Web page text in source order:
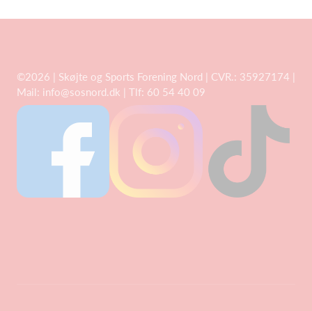
©2026 | Skøjte og Sports Forening Nord | CVR.: 35927174 |
Mail: info@sosnord.dk | Tlf: 60 54 40 09